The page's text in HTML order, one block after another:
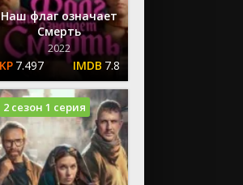
Наш флаг означает
Смерть
2022
7.497 7.8
2 сезон 1 серия